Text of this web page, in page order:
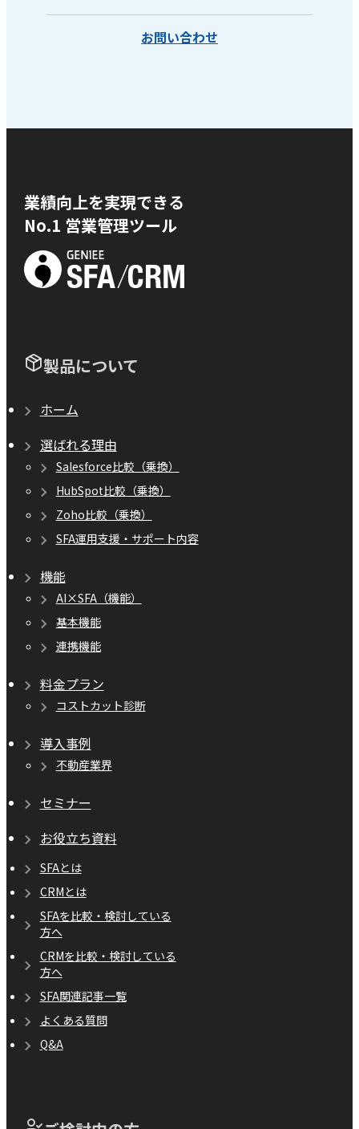
お問い合わせ
業績向上を実現できる
No.1 営業管理ツール
製品について
ホーム
選ばれる理由
Salesforce比較（乗換）
HubSpot比較（乗換）
Zoho比較（乗換）
SFA運用支援・サポート内容
機能
AI×SFA（機能）
基本機能
連携機能
料金プラン
コストカット診断
導入事例
不動産業界
セミナー
お役立ち資料
SFAとは
CRMとは
SFAを比較・検討している
方へ
CRMを比較・検討している
方へ
SFA関連記事一覧
よくある質問
Q&A